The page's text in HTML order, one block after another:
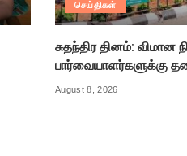
செய்திகள்
சுதந்திர தினம்: விமான
பார்வையாளர்களுக்கு
August 8, 2026